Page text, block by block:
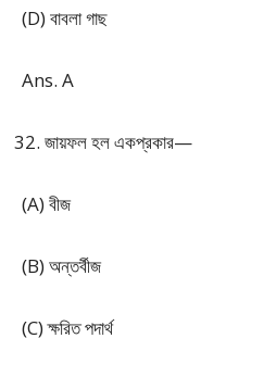
(D) বাবলা গাছ
Ans. A
জায়ফল হল একপ্রকার—
(A) বীজ
(B) অন্তর্বীজ
(C) ক্ষরিত পদার্থ